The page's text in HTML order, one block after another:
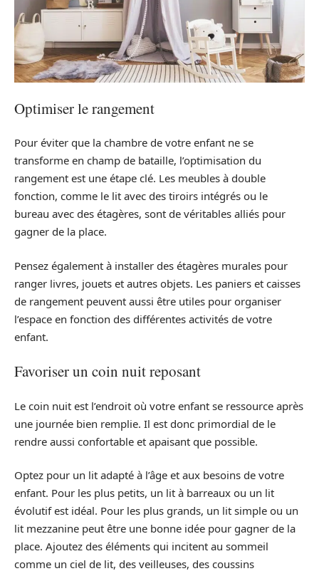
Optimiser le rangement
Pour éviter que la chambre de votre enfant ne se
transforme en champ de bataille, l’optimisation du
rangement est une étape clé. Les meubles à double
fonction, comme le lit avec des tiroirs intégrés ou le
bureau avec des étagères, sont de véritables alliés pour
gagner de la place.
Pensez également à installer des étagères murales pour
ranger livres, jouets et autres objets. Les paniers et caisses
de rangement peuvent aussi être utiles pour organiser
l’espace en fonction des différentes activités de votre
enfant.
Favoriser un coin nuit reposant
Le coin nuit est l’endroit où votre enfant se ressource après
une journée bien remplie. Il est donc primordial de le
rendre aussi confortable et apaisant que possible.
Optez pour un lit adapté à l’âge et aux besoins de votre
enfant. Pour les plus petits, un lit à barreaux ou un lit
évolutif est idéal. Pour les plus grands, un lit simple ou un
lit mezzanine peut être une bonne idée pour gagner de la
place. Ajoutez des éléments qui incitent au sommeil
comme un ciel de lit, des veilleuses, des coussins